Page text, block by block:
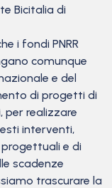
Bicitalia di
i fondi PNRR
comunque
e del
di progetti di
per realizzare
interventi,
e di
scadenze
trascurare la